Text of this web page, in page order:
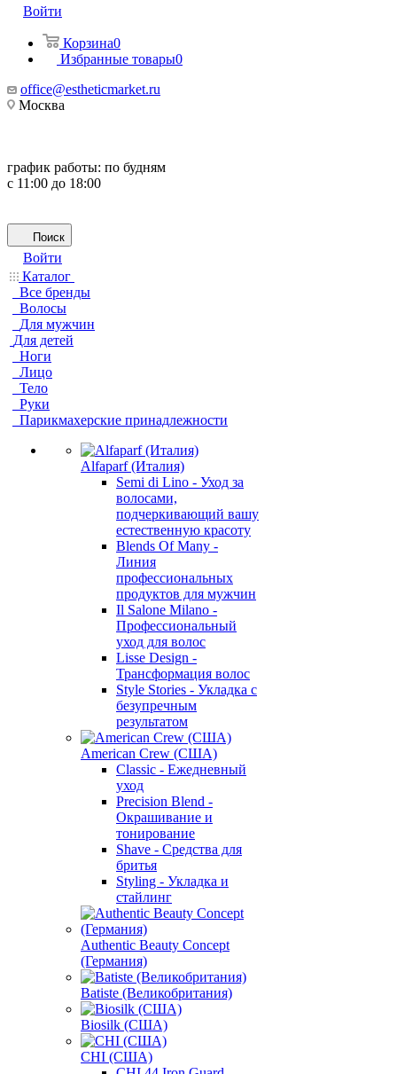
Войти
Корзина0
Избранные товары0
office@estheticmarket.ru
Москва
график работы: по будням
с 11:00 до 18:00
Поиск
Войти
Каталог
Все бренды
Волосы
Для мужчин
Для детей
Ноги
Лицо
Тело
Руки
Парикмахерские принадлежности
Alfaparf (Италия)
Semi di Lino - Уход за
волосами,
подчеркивающий вашу
естественную красоту
Blends Of Many -
Линия
профессиональных
продуктов для мужчин
Il Salone Milano -
Профессиональный
уход для волос
Lisse Design -
Трансформация волос
Style Stories - Укладка с
безупречным
результатом
American Crew (США)
Classic - Ежедневный
уход
Precision Blend -
Окрашивание и
тонирование
Shave - Средства для
бритья
Styling - Укладка и
стайлинг
Authentic Beauty Concept
(Германия)
Batiste (Великобритания)
Biosilk (США)
CHI (США)